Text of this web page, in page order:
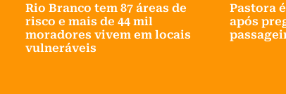
Rio Branco tem 87 áreas de
risco e mais de 44 mil
moradores vivem em locais
vulneráveis
Pastora
após